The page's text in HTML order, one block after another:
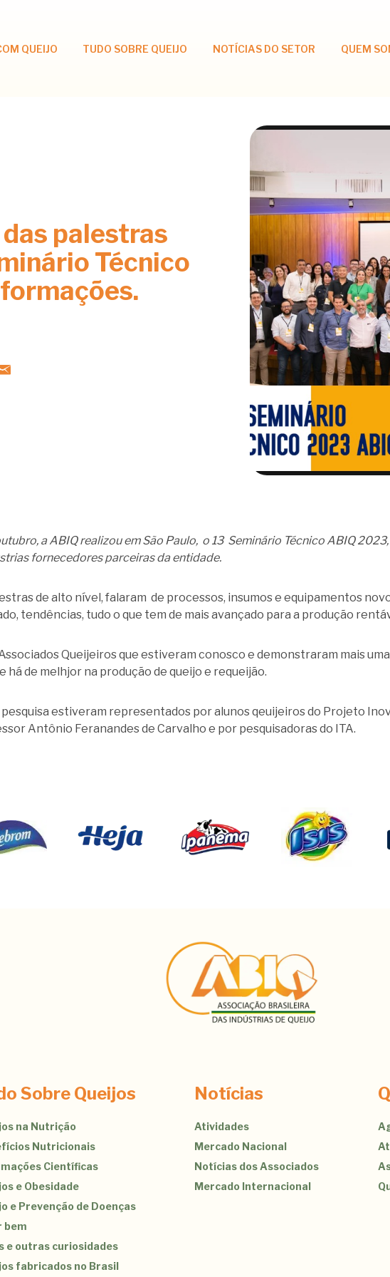
QUEIJO TUDO SOBRE QUEIJO NOTÍCIAS DO SETOR QUEM
palestras
Técnico
a ABIQ realizou em São Paulo, o 13 Seminário Técnico ABIQ
fornecedores parceiras da entidade.
de alto nível, falaram de processos, insumos e equipamentos
tendências, tudo o que tem de mais avançado para a produção
Queijeiros que estiveram conosco e demonstraram mais
há de melhjor na produção de queijo e requeijão.
estiveram representados por alunos qeuijeiros do Projeto
Antônio Feranandes de Carvalho e por pesquisadoras do ITA.
Sobre Queijos
na Nutrição
Nutricionais
Científicas
e Obesidade
e Prevenção de Doenças
bem
e outras curiosidades
fabricados no Brasil
Notícias
Atividades
Mercado Nacional
Notícias dos Associados
Mercado Internacional